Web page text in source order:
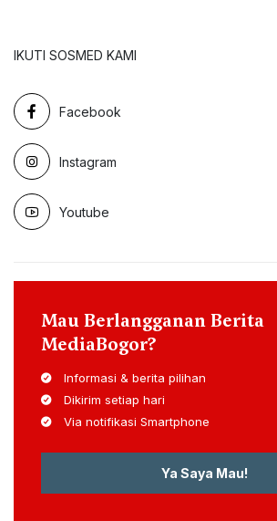
IKUTI SOSMED KAMI
Facebook
Instagram
Youtube
Mau Berlangganan Berita
MediaBogor?
Informasi & berita pilihan
Dikirim setiap hari
Via notifikasi Smartphone
Ya Saya Mau!